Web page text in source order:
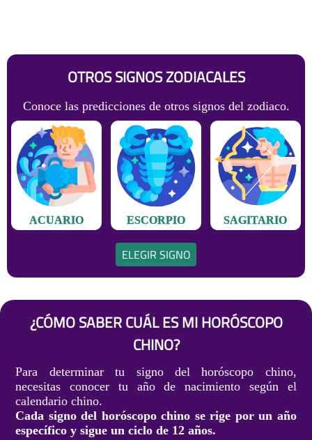
OTROS SIGNOS ZODIACALES
Conoce las predicciones de otros signos del zodiaco.
ACUARIO ESCORPIO SAGITARIO
ELEGIR SIGNO
¿CÓMO SABER CUÁL ES MI HORÓSCOPO
CHINO?
Para determinar tu signo del horóscopo chino,
necesitas conocer tu año de nacimiento según el
calendario chino.
Cada signo del horóscopo chino se rige por un año
específico y sigue un ciclo de 12 años.